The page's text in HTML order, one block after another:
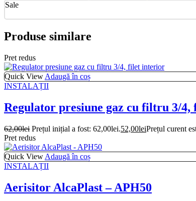
Sale
Produse similare
Pret redus
Quick View Adaugă în coș
INSTALAȚII
Regulator presiune gaz cu filtru 3/
62,00lei Prețul inițial a fost: 62,00lei.52,00leiPrețul curent
Pret redus
Quick View Adaugă în coș
INSTALAȚII
Aerisitor AlcaPlast – APH50